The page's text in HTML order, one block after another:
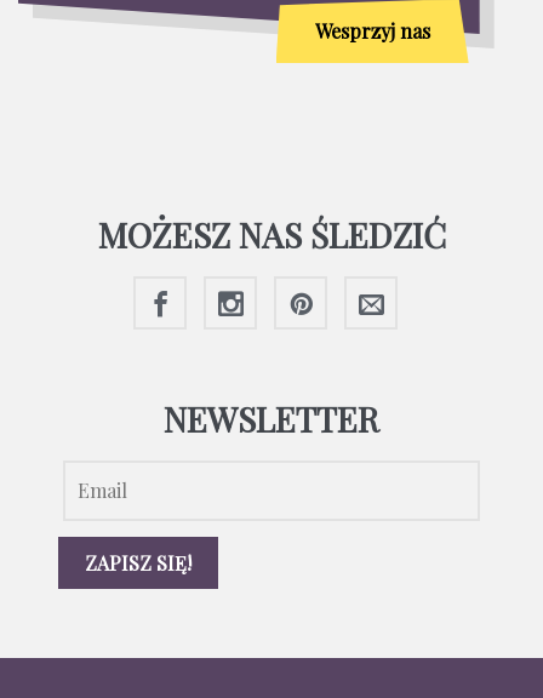
Wesprzyj nas
MOŻESZ NAS ŚLEDZIĆ
NEWSLETTER